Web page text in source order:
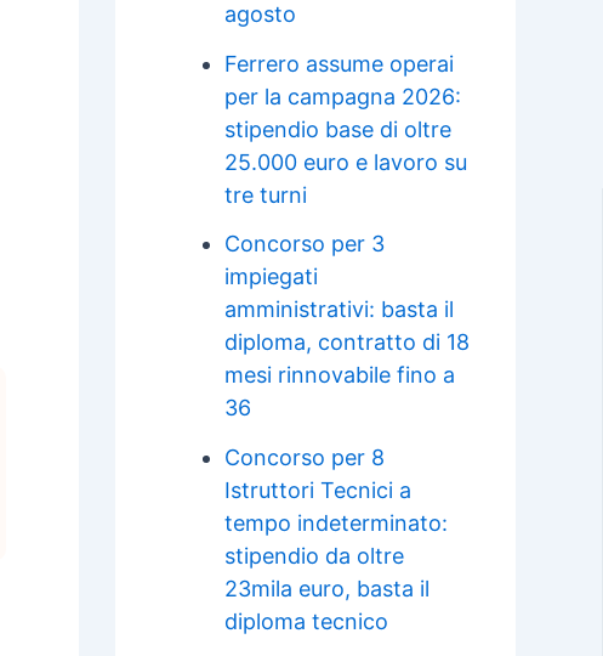
agosto
Ferrero assume operai
per la campagna 2026:
stipendio base di oltre
25.000 euro e lavoro su
tre turni
Concorso per 3
impiegati
amministrativi: basta il
diploma, contratto di 18
mesi rinnovabile fino a
36
Concorso per 8
Istruttori Tecnici a
tempo indeterminato:
stipendio da oltre
23mila euro, basta il
diploma tecnico